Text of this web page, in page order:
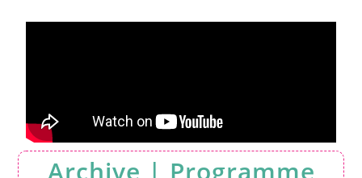
Archive | Programme